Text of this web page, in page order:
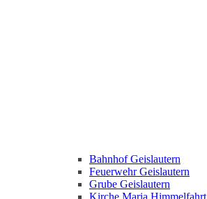
Bahnhof Geislautern
Feuerwehr Geislautern
Grube Geislautern